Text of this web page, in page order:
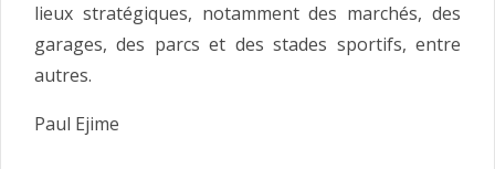
lieux stratégiques, notamment des marchés, des
garages, des parcs et des stades sportifs, entre
autres.
Paul Ejime